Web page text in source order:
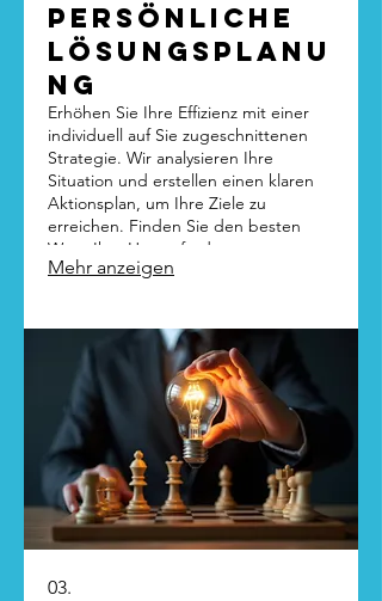
Persönliche
Lösungsplanu
ng
Erhöhen Sie Ihre Effizienz mit einer
individuell auf Sie zugeschnittenen
Strategie. Wir analysieren Ihre
Situation und erstellen einen klaren
Aktionsplan, um Ihre Ziele zu
erreichen. Finden Sie den besten
Weg, Ihre Herausforderungen zu
meistern.
Mehr anzeigen
03.